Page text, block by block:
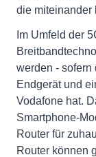
die miteinander
Im Umfeld der
werden - sofern
Endgerät und
Vodafone hat.
Smartphone-
Router für
Router können